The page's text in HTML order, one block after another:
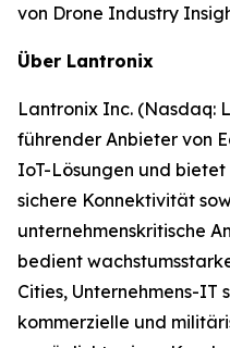
von Drone Industry
Über Lantronix
Lantronix Inc. (Nasdaq:
führender Anbieter von
IoT-Lösungen und
sichere Konnektivität
unternehmenskritische
bedient
Cities, Unternehmens-IT
kommerzielle und